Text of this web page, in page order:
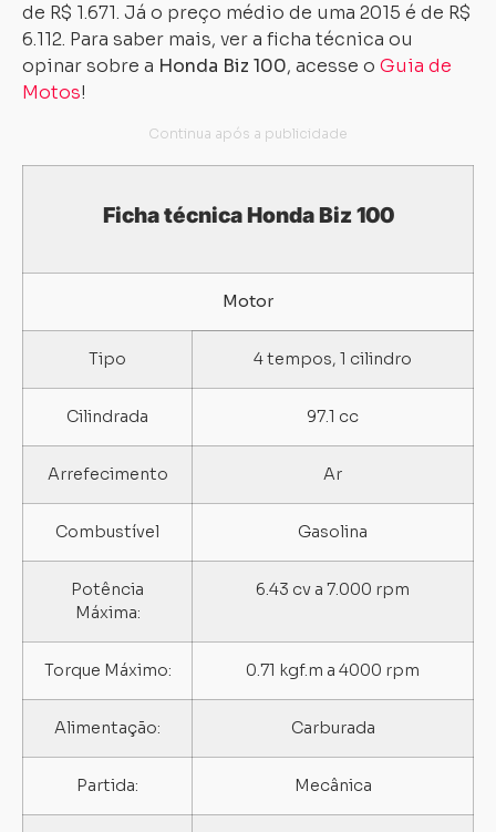
de R$ 1.671. Já o preço médio de uma 2015 é de R$
6.112. Para saber mais, ver a ficha técnica ou
opinar sobre a Honda Biz 100, acesse o Guia de
Motos!
Ficha técnica Honda Biz 100
Motor
Tipo 4 tempos, 1 cilindro
Cilindrada 97.1 cc
Arrefecimento Ar
Combustível Gasolina
Potência
Máxima:
6.43 cv a 7.000 rpm
Torque Máximo: 0.71 kgf.m a 4000 rpm
Alimentação: Carburada
Partida: Mecânica